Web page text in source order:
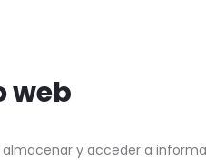
web
y acceder a